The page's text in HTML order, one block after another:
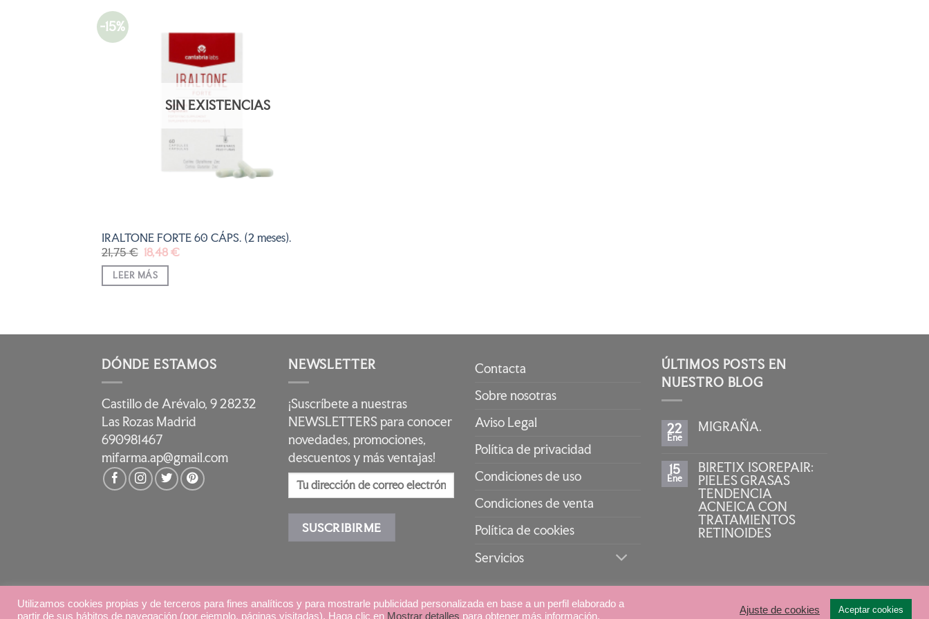
-15%
SIN EXISTENCIAS
IRALTONE FORTE 60 CÁPS. (2 meses).
21,75€ El
precio
original
era:
21,75 €.
18,48€El
LEER MÁS
DÓNDE ESTAMOS
Castillo de Arévalo, 9 28232
Las Rozas Madrid
690981467
mifarma.ap@gmail.com
NEWSLETTER
¡Suscríbete a nuestras
NEWSLETTERS para conocer
novedades, promociones,
descuentos y más ventajas!
Contacta
Sobre nosotras
Aviso Legal
Política de privacidad
Condiciones de uso
Condiciones de venta
Política de cookies
Servicios
ÚLTIMOS POSTS EN
NUESTRO BLOG
22
Ene
MIGRAÑA.
en
MIGRAÑA.
15
Ene
BIRETIX ISOREPAIR:
PIELES GRASAS
TENDENCIA
ACNEICA CON
TRATAMIENTOS
RETINOIDES
Sulime Diseño de Soluciones
Copyright 2026 ©AP Pharma |Aviso Legal|Cookies|Condiciones de Uso|
Utilizamos cookies propias y de terceros para fines analíticos y para mostrarle publicidad personalizada en base a un perfil elaborado a
partir de sus hábitos de navegación (por ejemplo, páginas visitadas). Haga clic en Mostrar detalles para obtener más información.
Ajuste de cookies Aceptar cookies